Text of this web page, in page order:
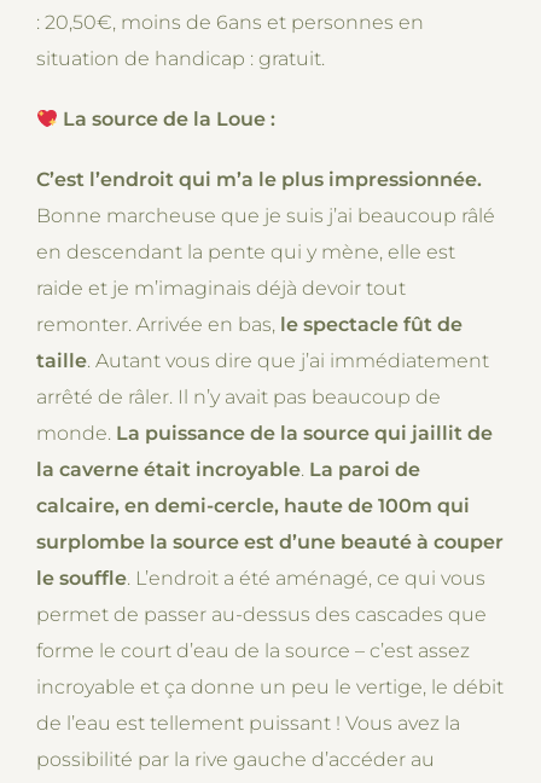
: 20,50€, moins de 6ans et personnes en
situation de handicap : gratuit.
La source de la Loue :
C’est l’endroit qui m’a le plus impressionnée.
Bonne marcheuse que je suis j’ai beaucoup râlé
en descendant la pente qui y mène, elle est
raide et je m’imaginais déjà devoir tout
remonter. Arrivée en bas, le spectacle fût de
taille. Autant vous dire que j’ai immédiatement
arrêté de râler. Il n’y avait pas beaucoup de
monde. La puissance de la source qui jaillit de
la caverne était incroyable. La paroi de
calcaire, en demi-cercle, haute de 100m qui
surplombe la source est d’une beauté à couper
le souffle. L’endroit a été aménagé, ce qui vous
permet de passer au-dessus des cascades que
forme le court d’eau de la source – c’est assez
incroyable et ça donne un peu le vertige, le débit
de l’eau est tellement puissant ! Vous avez la
possibilité par la rive gauche d’accéder au